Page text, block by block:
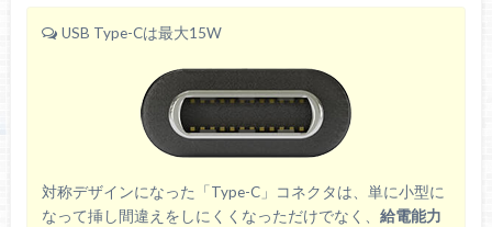
USB Type-Cは最大15W
対称デザインになった「Type-C」コネクタは、単に小型に
なって挿し間違えをしにくくなっただけでなく、給電能力